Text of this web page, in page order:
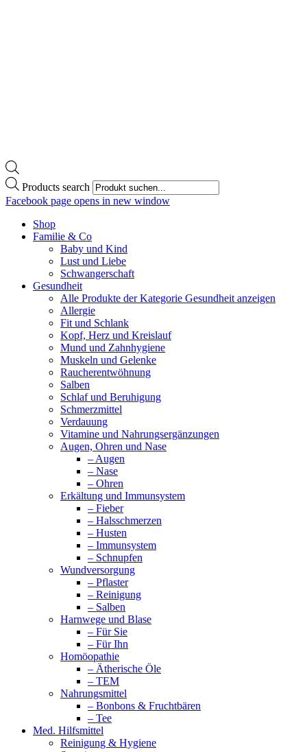
Products search
Facebook page opens in new window
Shop
Familie & Co
Baby und Kind
Lust und Liebe
Schwangerschaft
Gesundheit
Alle Produkte der Kategorie Gesundheit anzeigen
Allergie
Fit und Schlank
Kopf, Herz und Kreislauf
Mund und Zahnhygiene
Muskeln und Gelenke
Raucherentwöhnung
Salben
Schlaf und Beruhigung
Schmerzmittel
Verdauung
Vitamine und Nahrungsergänzungen
Augen, Ohren und Nase
– Augen
– Nase
– Ohren
Erkältung und Immunsystem
– Fieber
– Halsschmerzen
– Husten
– Immunsystem
– Schnupfen
Wundversorgung
– Pflaster
– Reinigung
– Salben
Harnwege und Blase
– Für Sie
– Für Ihn
Homöopathie
– Ätherische Öle
– TEM
Nahrungsmittel
– Bonbons & Fruchtbären
– Tee
Med. Hilfsmittel
Reinigung & Hygiene